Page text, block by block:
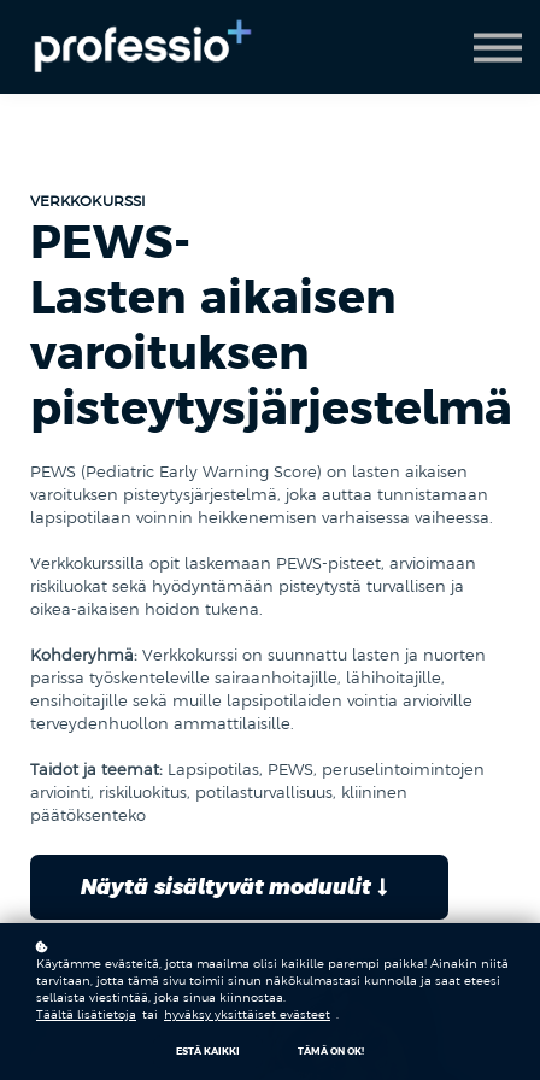
AI Coach
Pyydä demo
Hanki Professio+
VERKKOKURSSI
PEWS-
Lasten aikaisen
varoituksen
pisteytysjärjestelmä
PEWS (Pediatric Early Warning Score) on lasten aikaisen
varoituksen pisteytysjärjestelmä, joka auttaa tunnistamaan
lapsipotilaan voinnin heikkenemisen varhaisessa vaiheessa.
Verkkokurssilla opit laskemaan PEWS-pisteet, arvioimaan
riskiluokat sekä hyödyntämään pisteytystä turvallisen ja
oikea-aikaisen hoidon tukena.
Kohderyhmä: Verkkokurssi on suunnattu lasten ja nuorten
parissa työskenteleville sairaanhoitajille, lähihoitajille,
ensihoitajille sekä muille lapsipotilaiden vointia arvioiville
terveydenhuollon ammattilaisille.
Taidot ja teemat: Lapsipotilas, PEWS, peruselintoimintojen
arviointi, riskiluokitus, potilasturvallisuus, kliininen
päätöksenteko
Näytä sisältyvät moduulit
Käytämme evästeitä, jotta maailma olisi kaikille parempi paikka! Ainakin niitä
tarvitaan, jotta tämä sivu toimii sinun näkökulmastasi kunnolla ja saat eteesi
sellaista viestintää, joka sinua kiinnostaa.
Täältä lisätietoja tai hyväksy yksittäiset evästeet
ESTÄ KAIKKI TÄMÄ ON OK!